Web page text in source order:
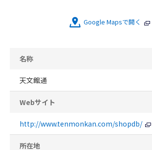
Google Mapsで開く
名称
天文館通
Webサイト
http://www.tenmonkan.com/shopdb/
所在地